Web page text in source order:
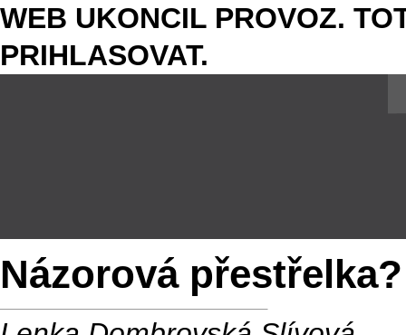
WEB UKONCIL PROVOZ.
PRIHLASOVAT.
Názorová přestřelka?